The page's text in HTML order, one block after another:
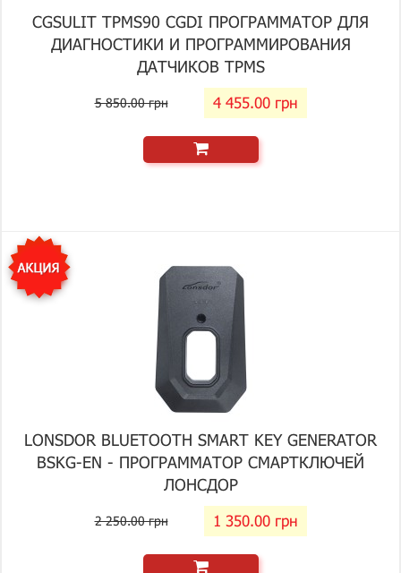
CGSULIT TPMS90 CGDI ПРОГРАММАТОР ДЛЯ
ДИАГНОСТИКИ И ПРОГРАММИРОВАНИЯ
ДАТЧИКОВ TPMS
5 850.00 грн 4 455.00 грн
LONSDOR BLUETOOTH SMART KEY GENERATOR
BSKG-EN - ПРОГРАММАТОР СМАРТКЛЮЧЕЙ
ЛОНСДОР
2 250.00 грн 1 350.00 грн